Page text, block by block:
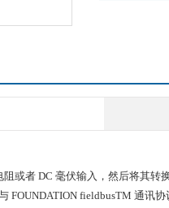
或者 DC 毫伏输入，然后将其转
FOUNDATION fieldbusTM 通讯协